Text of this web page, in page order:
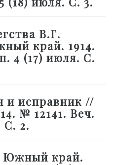
В.Г.
край. 1914.
4 (17) июля. С.
и исправник //
№ 12141. Веч.
С. 2.
Южный край.